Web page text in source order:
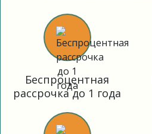
Беспроцентная
рассрочка до 1 года